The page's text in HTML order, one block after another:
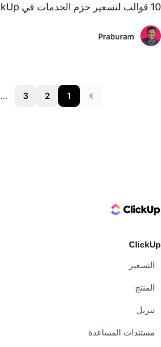
10 قوالب لتسعير حزم الخدمات في ClickUp
Praburam
Prev
1
2
3
...
ClickUp Logo
ClickUp
التسعير
المنتج
تنزيل
مستندات المساعدة